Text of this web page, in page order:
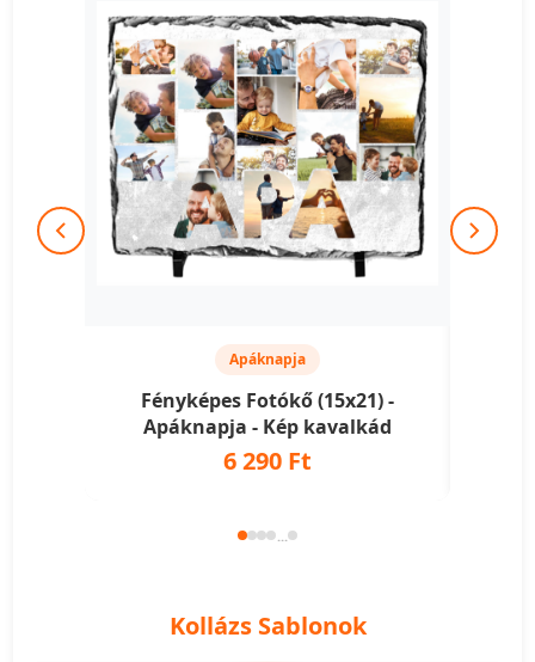
Apáknapja
Fényképes Fotókő (15x21) -
Apáknapja - Kép kavalkád
6 290 Ft
Kollázs Sablonok